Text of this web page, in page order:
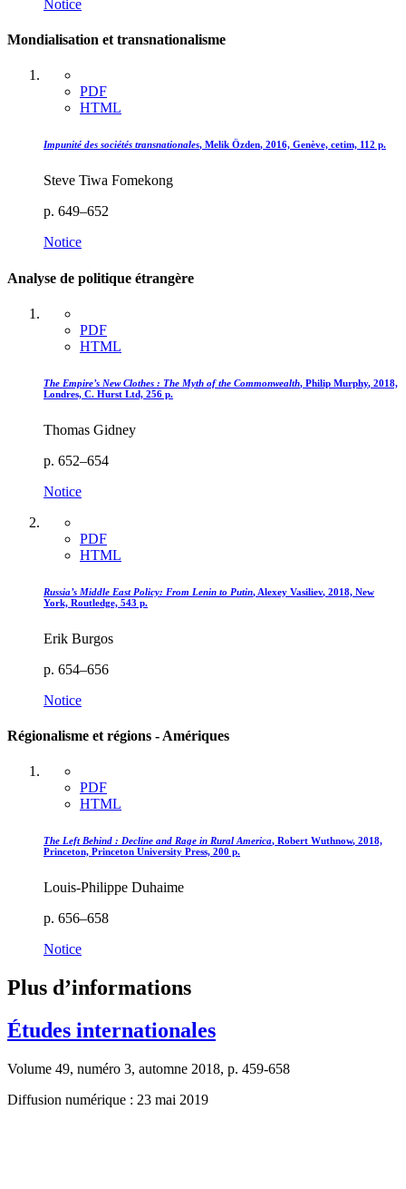
Notice
Mondialisation et transnationalisme
PDF
HTML
Impunité des sociétés transnationales, Melik Özden, 2016, Genève, cetim, 112 p.
Steve Tiwa Fomekong
p. 649–652
Notice
Analyse de politique étrangère
PDF
HTML
The Empire’s New Clothes : The Myth of the Commonwealth, Philip Murphy, 2018,
Londres, C. Hurst Ltd, 256 p.
Thomas Gidney
p. 652–654
Notice
PDF
HTML
Russia’s Middle East Policy: From Lenin to Putin, Alexey Vasiliev, 2018, New
York, Routledge, 543 p.
Erik Burgos
p. 654–656
Notice
Régionalisme et régions - Amériques
PDF
HTML
The Left Behind : Decline and Rage in Rural America, Robert Wuthnow, 2018,
Princeton, Princeton University Press, 200 p.
Louis-Philippe Duhaime
p. 656–658
Notice
Plus d’informations
Études internationales
Volume 49, numéro 3, automne 2018, p. 459-658
Diffusion numérique : 23 mai 2019